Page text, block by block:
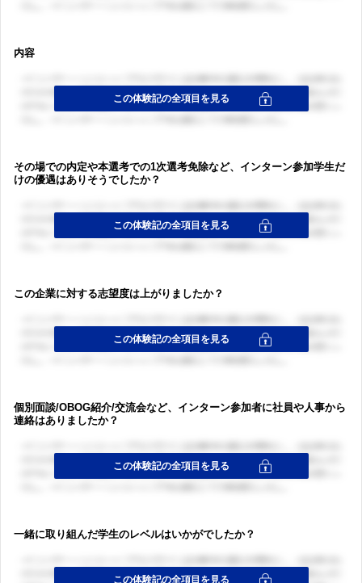
内容
その場での内定や本選考での1次選考免除など、インターン参加学生だ
けの優遇はありそうでしたか？
この企業に対する志望度は上がりましたか？
個別面談/OBOG紹介/交流会など、インターン参加者に社員や人事から
連絡はありましたか？
一緒に取り組んだ学生のレベルはいかがでしたか？
ログイン・会員登録